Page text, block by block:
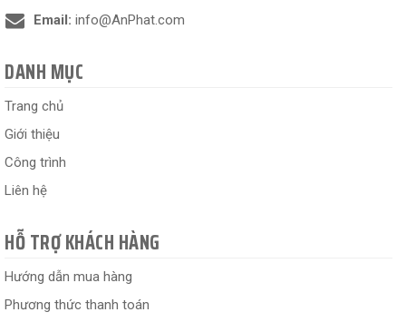
Email: info@AnPhat.com
DANH MỤC
Trang chủ
Giới thiệu
Công trình
Liên hệ
HỖ TRỢ KHÁCH HÀNG
Hướng dẫn mua hàng
Phương thức thanh toán